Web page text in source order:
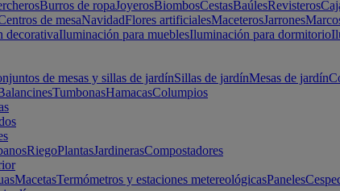
Burros de ropaJoyerosBiombosCestasBaúlesRevisteros
de mesaNavidadFlores artificialesMaceterosJarrones
decorativaIluminación para mueblesIluminación para dormitorio
de mesas y sillas de jardínSillas de jardínMesas de jardín
TumbonasHamacasColumpios
RiegoPlantasJardinerasCompostadores
MacetasTermómetros y estaciones metereológicasPaneles